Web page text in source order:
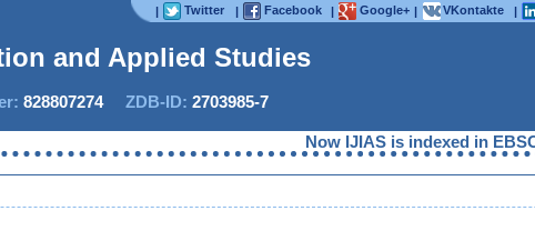
| Twitter | Facebook | Google+ | VKontakte |
and Applied Studies
828807274ZDB-ID: 2703985-7
Now IJIAS is indexed in